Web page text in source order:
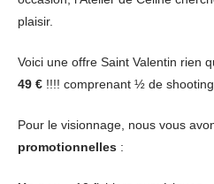
plaisir.
Voici une offre Saint Valentin rien
49 € !!!! comprenant ½ de
Pour le visionnage, nous vous
promotionnelles :